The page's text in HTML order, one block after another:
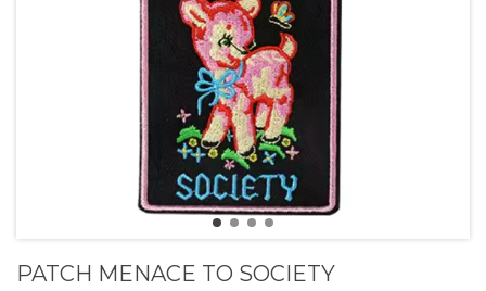
PATCH MENACE TO SOCIETY